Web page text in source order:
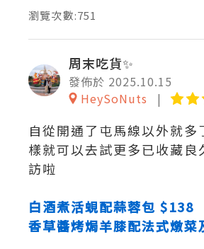
瀏覽次數:751
周末吃貨✨
發佈於 2025.10.15
HeySoNuts
自從開通了屯馬線以外就
樣就可以去試更多已收藏
訪啦
白酒煮活蜆配蒜蓉包 $138
香草醬烤焗羊膝配法式燉